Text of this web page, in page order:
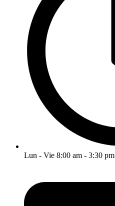
Lun - Vie 8:00 am - 3:30 pm